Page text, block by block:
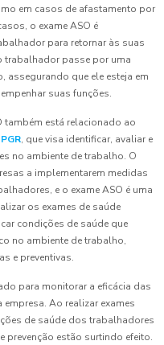
em casos de afastamento por
o exame ASO é
para retornar às suas
trabalhador passe por uma
assegurando que ele esteja em
suas funções.
também está relacionado ao
, que visa identificar, avaliar e
no ambiente de trabalho. O
a implementarem medidas
e o exame ASO é uma
os exames de saúde
condições de saúde que
no ambiente de trabalho,
e preventivas.
para monitorar a eficácia das
Ao realizar exames
de saúde dos trabalhadores
prevenção estão surtindo efeito.